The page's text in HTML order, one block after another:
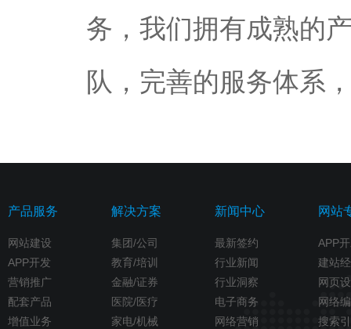
务，我们拥有成熟的
队，完善的服务体系
产品服务
网站建设
APP开发
营销推广
配套产品
增值业务
解决方案
集团/公司
教育/培训
金融/证券
医院/医疗
家电/机械
新闻中心
最新签约
行业新闻
行业洞察
电子商务
网络营销
网站
APP
建站
网页
网络
搜索